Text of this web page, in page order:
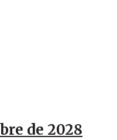
de 2028